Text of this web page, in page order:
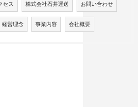
セス 株式会社石井運送 お問い合わせ
経営理念 事業内容 会社概要